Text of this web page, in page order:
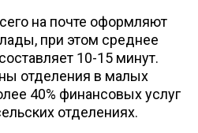
на почте оформляют
при этом среднее
10-15 минут.
отделения в малых
40% финансовых услуг
отделениях.